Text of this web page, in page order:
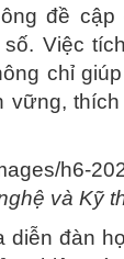
đề
Việc
chỉ
vững,
và Kỹ
đàn